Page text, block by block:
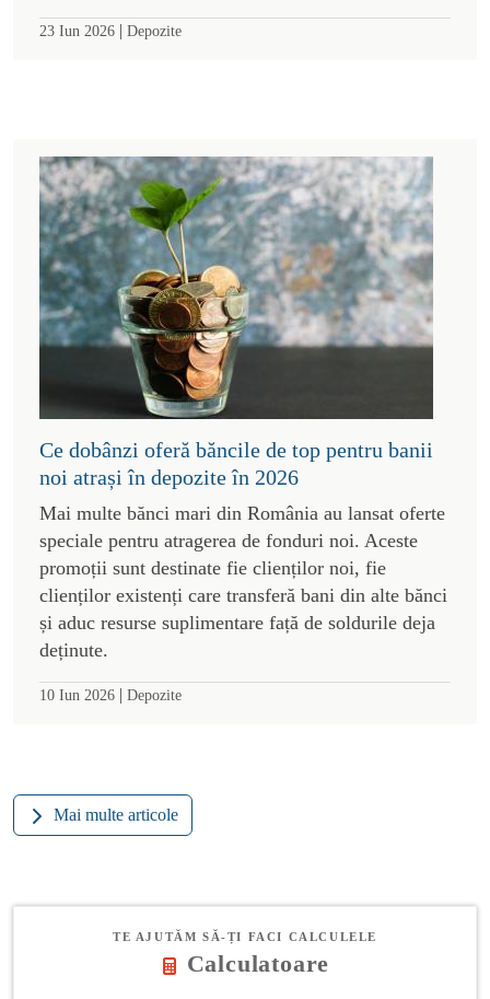
23 Iun 2026 | Depozite
Ce dobânzi oferă băncile de top pentru banii
noi atrași în depozite în 2026
Mai multe bănci mari din România au lansat oferte
speciale pentru atragerea de fonduri noi. Aceste
promoții sunt destinate fie clienților noi, fie
clienților existenți care transferă bani din alte bănci
și aduc resurse suplimentare față de soldurile deja
deținute.
10 Iun 2026 | Depozite
Mai multe articole
TE AJUTĂM SĂ-ȚI FACI CALCULELE
Calculatoare